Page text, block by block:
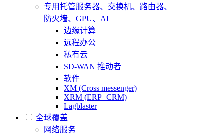
专用托管服务器、交换机、路由器、
防火墙、GPU、AI
边缘计算
远程办公
私有云
SD-WAN 推动者
软件
XM (Cross messenger)
XRM (ERP+CRM)
Lagblaster
全球覆盖
网络服务